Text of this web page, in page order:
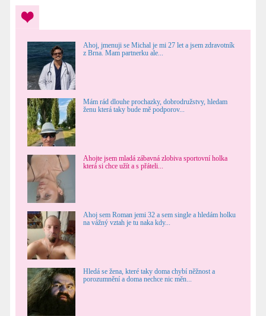
Ahoj, jmenuji se Michal je mi 27 let a jsem zdravotník
z Brna. Mam partnerku ale...
Mám rád dlouhe prochazky, dobrodružstvy, hledam
ženu která taky bude mě podporov...
Ahojte jsem mladá zábavná zlobiva sportovní holka
která si chce užít a s přáteli...
Ahoj sem Roman jemi 32 a sem single a hledám holku
na vážný vztah je tu naka kdy...
Hledá se žena, které taky doma chybí něžnost a
porozumnění a doma nechce nic měn...